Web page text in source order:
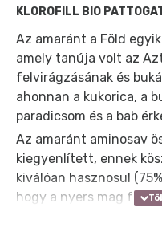
KLOROFILL BIO
Az amaránt a Föld
amely tanúja volt az
felvirágzásának és
ahonnan a kukorica, a
paradicsom és a bab
Az amaránt aminosav
kiegyenlített, ennek
kiválóan hasznosul
hogy a nyers mag